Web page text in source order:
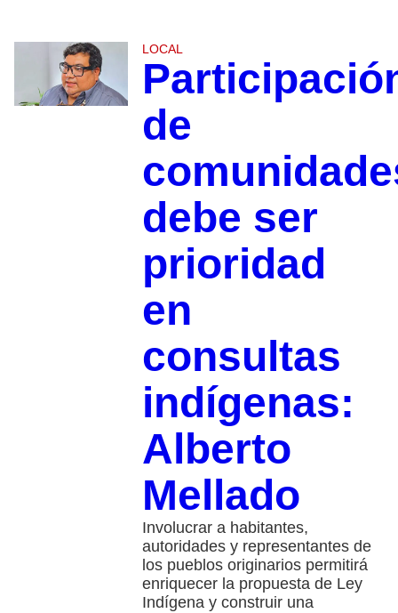
LOCAL
de
debe ser
prioridad
en
consultas
indígenas:
Alberto
Mellado
Involucrar a habitantes,
autoridades y representantes de
los pueblos originarios permitirá
enriquecer la propuesta de Ley
Indígena y construir una